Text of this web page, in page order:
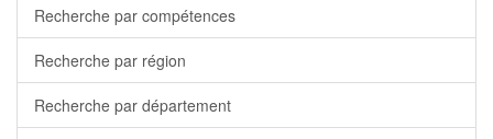
Recherche par compétences
Recherche par région
Recherche par département